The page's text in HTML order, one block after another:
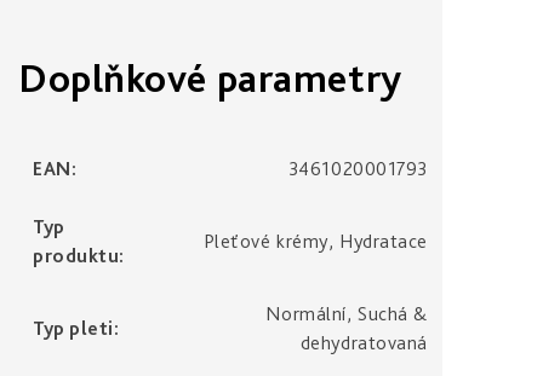
Doplňkové parametry
EAN: 3461020001793
Typ
produktu:
Pleťové krémy, Hydratace
Typ pleti:
Normální, Suchá &
dehydratovaná